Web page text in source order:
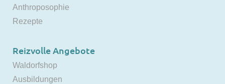
Anthroposophie
Rezepte
Reizvolle Angebote
Waldorfshop
Ausbildungen